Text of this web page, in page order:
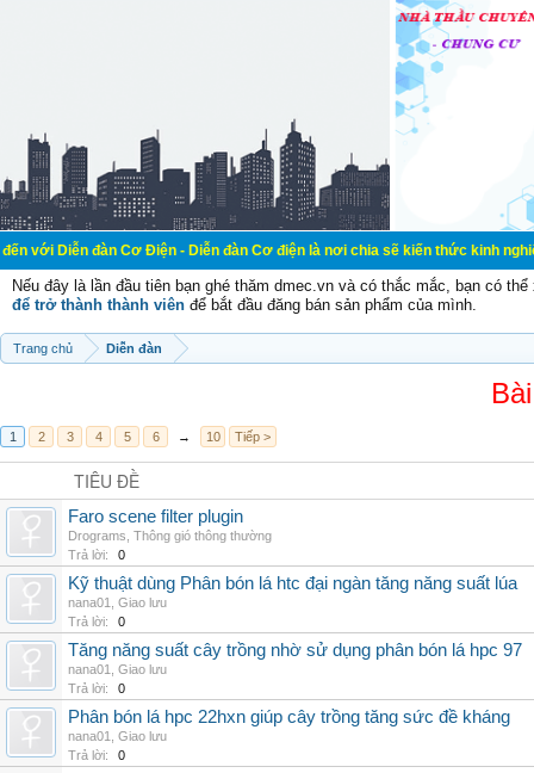
đàn Cơ Điện - Diễn đàn Cơ điện là nơi chia sẽ kiến thức kinh nghiệm
Nếu đây là lần đầu tiên bạn ghé thăm dmec.vn và có thắc mắc, bạn có
để trở thành thành viên để bắt đầu đăng bán sản phẩm của mình.
Trang chủ Diễn đàn
1 2 3 4 5 6 → 10 Tiếp >
TIÊU ĐỀ
Faro scene filter plugin
Drograms Thông gió thông thường
Trả lời:
0
Kỹ thuật dùng Phân bón lá htc đại ngàn tăng năng suất lúa
nana01
Giao lưu
Trả lời:
0
Tăng năng suất cây trồng nhờ sử dụng phân bón lá hpc 97
nana01
Giao lưu
Trả lời:
0
Phân bón lá hpc 22hxn giúp cây trồng tăng sức đề kháng
nana01
Giao lưu
Trả lời:
0